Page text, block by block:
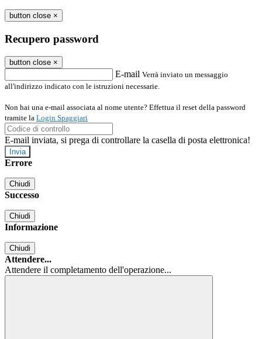
button close ×
Recupero password
button close ×
E-mail Verrà inviato un messaggio
all'indirizzo indicato con le istruzioni necessarie.
Non hai una e-mail associata al nome utente? Effettua il reset della password
tramite la Login Spaggiari
E-mail inviata, si prega di controllare la casella di posta elettronica!
Errore
Chiudi
Successo
Chiudi
Informazione
Chiudi
Attendere...
Attendere il completamento dell'operazione...